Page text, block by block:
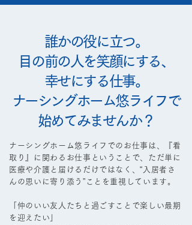
誰かの役に立つ。
目の前の人を笑顔にする、
幸せにする仕事。
ナーシングホーム悠ライフで
始めてみませんか？
ナーシングホーム悠ライフでのお仕事は、『看
取り』に関わるお仕事ということで、
ただ単に
医療や介護と届けるだけではなく、“入居者さ
んの思いに寄り添う”ことを重視しています。
「仲のいい友人たちと過ごすことで楽しい最期
を迎えたい」